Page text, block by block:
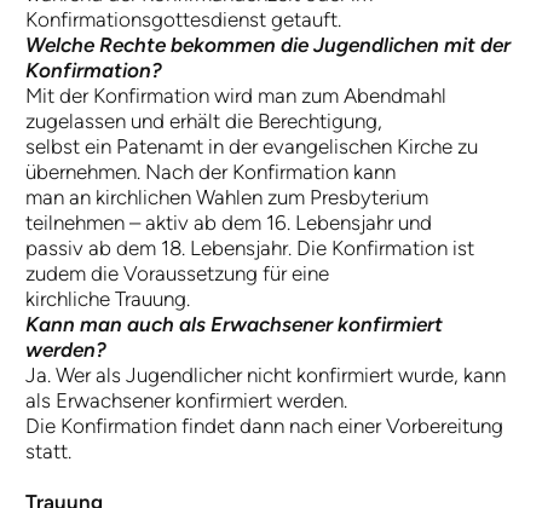
Konfirmationsgottesdienst getauft.
Welche Rechte bekommen die Jugendlichen mit der
Konfirmation?
Mit der Konfirmation wird man zum Abendmahl
zugelassen und erhält die Berechtigung,
selbst ein Patenamt in der evangelischen Kirche zu
übernehmen. Nach der Konfirmation kann
man an kirchlichen Wahlen zum Presbyterium
teilnehmen – aktiv ab dem 16. Lebensjahr und
passiv ab dem 18. Lebensjahr. Die Konfirmation ist
zudem die Voraussetzung für eine
kirchliche Trauung.
Kann man auch als Erwachsener konfirmiert
werden?
Ja. Wer als Jugendlicher nicht konfirmiert wurde, kann
als Erwachsener konfirmiert werden.
Die Konfirmation findet dann nach einer Vorbereitung
statt.
Trauung